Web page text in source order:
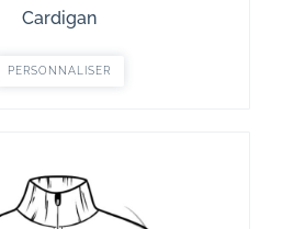
Cardigan
PERSONNALISER